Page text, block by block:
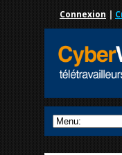
Connexion |